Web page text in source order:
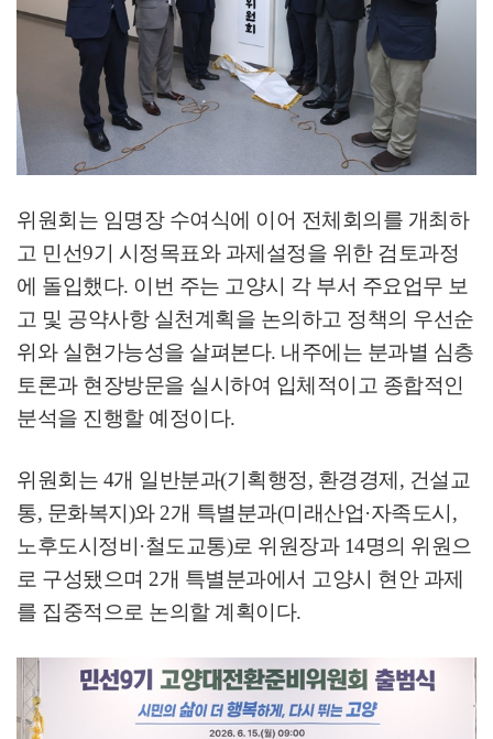
위원회는 임명장 수여식에 이어 전체회의를 개최하
고 민선9기 시정목표와 과제설정을 위한 검토과정
에 돌입했다. 이번 주는 고양시 각 부서 주요업무 보
고 및 공약사항 실천계획을 논의하고 정책의 우선순
위와 실현가능성을 살펴본다. 내주에는 분과별 심층
토론과 현장방문을 실시하여 입체적이고 종합적인
분석을 진행할 예정이다.
위원회는 4개 일반분과(기획행정, 환경경제, 건설교
통, 문화복지)와 2개 특별분과(미래산업·자족도시,
노후도시정비·철도교통)로 위원장과 14명의 위원으
로 구성됐으며 2개 특별분과에서 고양시 현안 과제
를 집중적으로 논의할 계획이다.